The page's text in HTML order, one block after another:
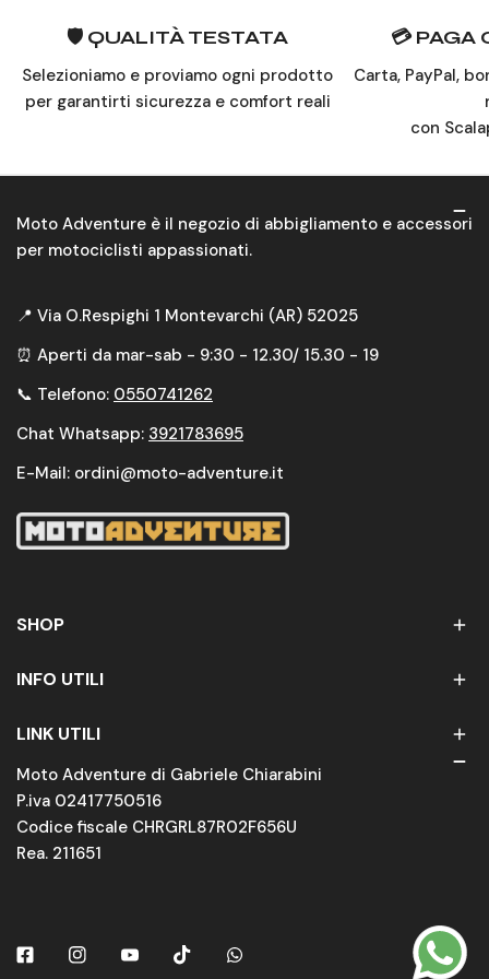
🛡️ QUALITÀ TESTATA
Selezioniamo e proviamo ogni prodotto
per garantirti sicurezza e comfort reali
💳 PAGA
Carta, PayPal,
con
Moto Adventure è il negozio di abbigliamento e accessori
per motociclisti appassionati.
📍 Via O.Respighi 1 Montevarchi (AR) 52025
⏰ Aperti da mar-sab - 9:30 - 12.30/ 15.30 - 19
📞 Telefono: 0550741262
Chat Whatsapp: 3921783695
E-Mail: ordini@moto-adventure.it
SHOP
INFO UTILI
LINK UTILI
Moto Adventure di Gabriele Chiarabini
P.iva 02417750516
Codice fiscale CHRGRL87R02F656U
Rea. 211651
FacebookInstagramYoutubeTiktok